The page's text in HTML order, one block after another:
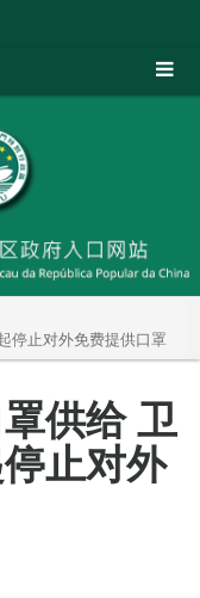
停止对外免费提供口罩
供给 卫
止对外